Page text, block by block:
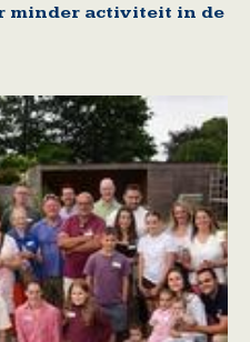
minder activiteit in de